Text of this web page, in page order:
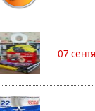
07